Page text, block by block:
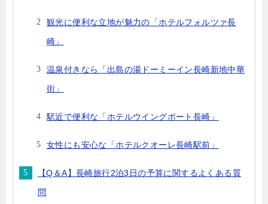
観光に便利な立地が魅力の「ホテルフォルツァ長
崎」
温泉付きなら「出島の湯ドーミーイン長崎新地中華
街」
駅近で便利な「ホテルウイングポート長崎」
女性にも安心な「ホテルクオーレ長崎駅前」
【Q＆A】長崎旅行2泊3日の予算に関するよくある質
問